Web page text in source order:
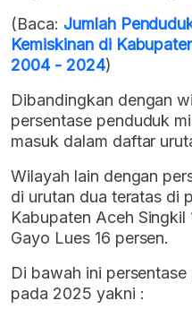
(Baca: Jumlah
Kemiskinan di
2004 - 2024)
Dibandingkan dengan
persentase penduduk
masuk dalam daftar
Wilayah lain dengan
di urutan dua teratas di
Kabupaten Aceh Singkil
Gayo Lues 16 persen.
Di bawah ini
pada 2025 yakni :